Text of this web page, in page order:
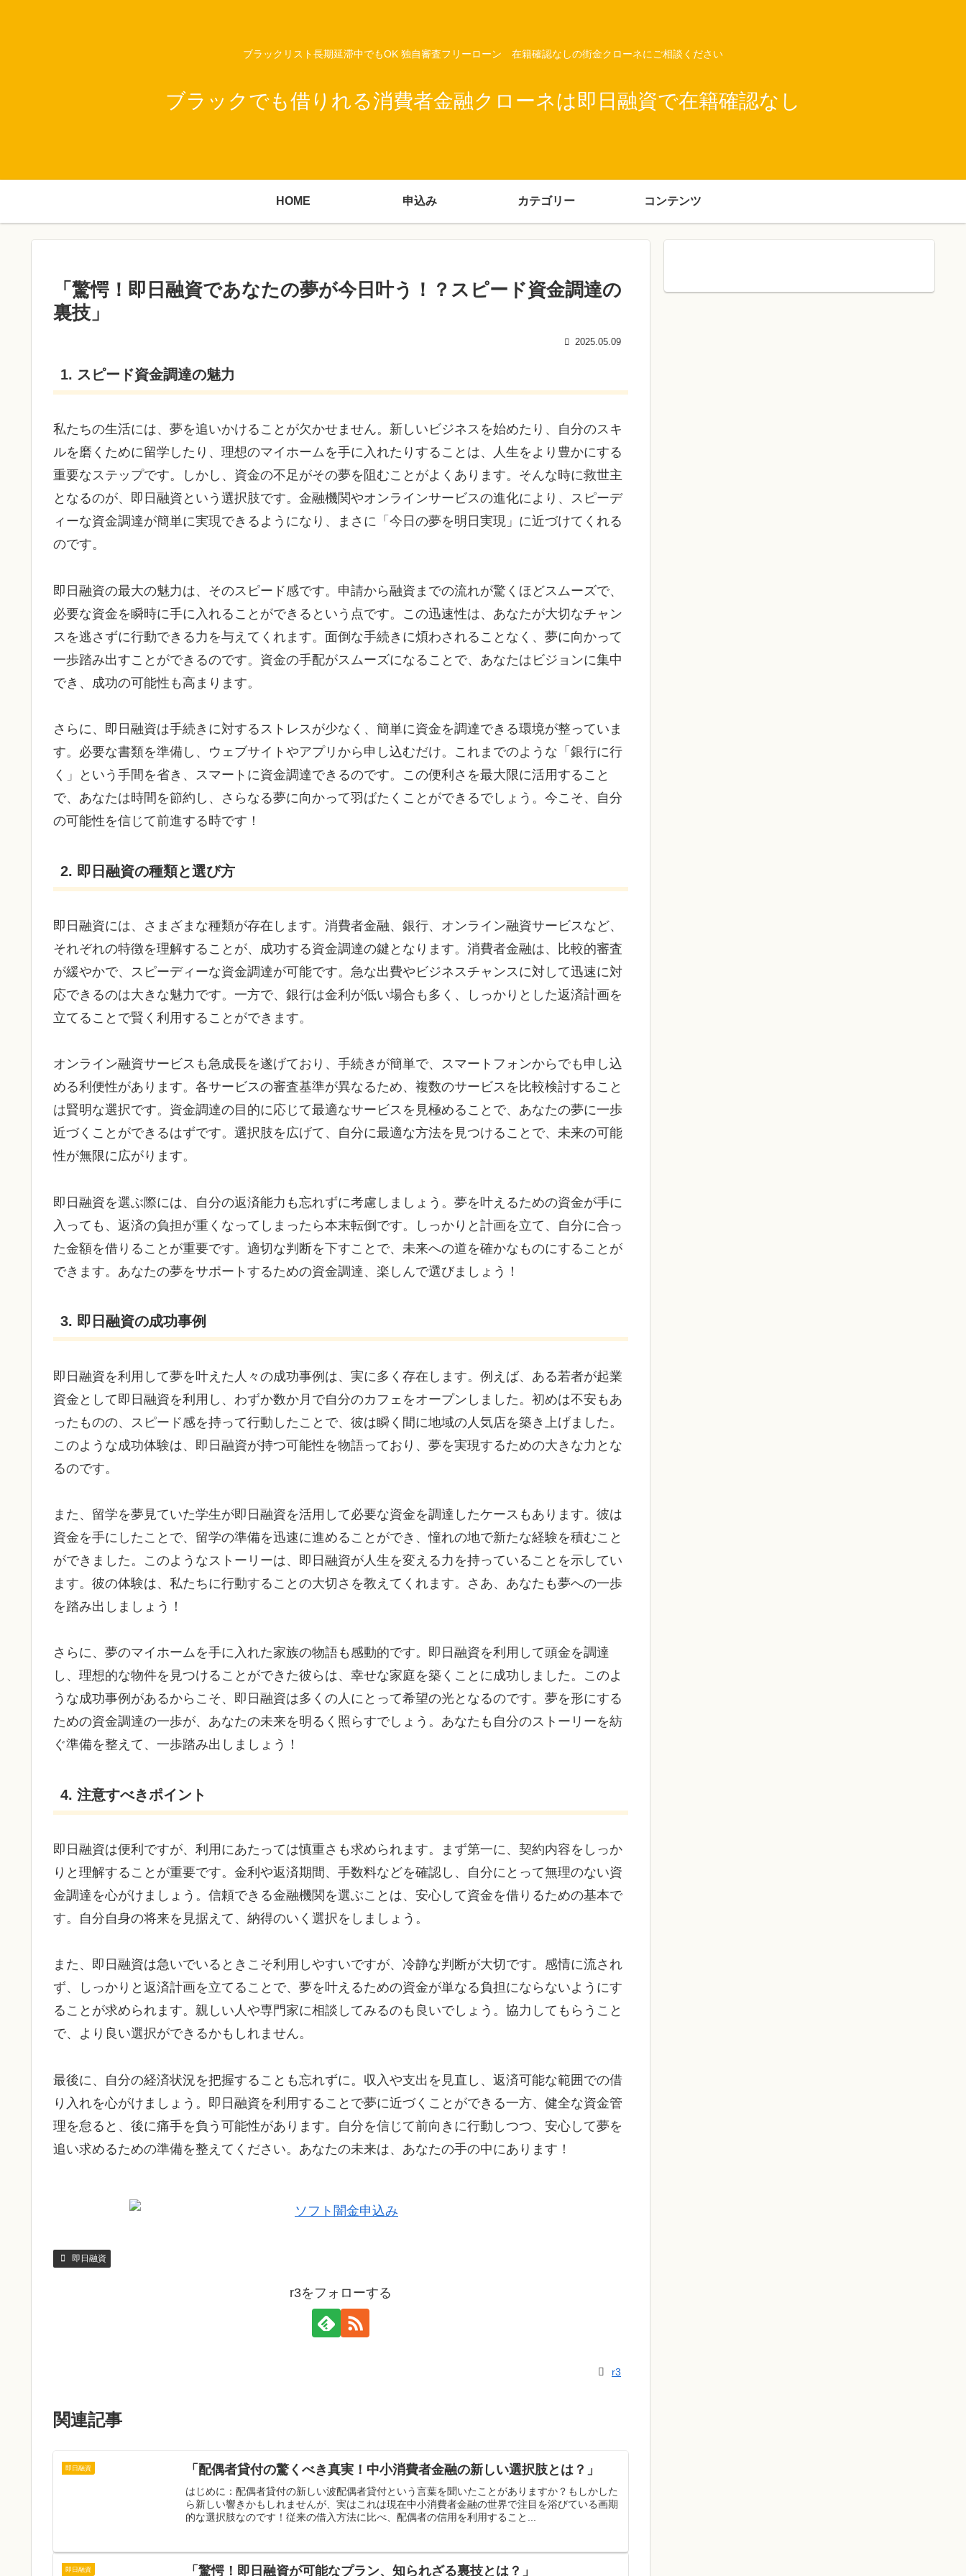
ブラックリスト長期延滞中でもOK 独自審査フリーローン 在籍確認なしの街金クローネにご相談ください
ブラックでも借りれる消費者金融クローネは即日融資で在籍確認なし
HOME 申込み カテゴリー コンテンツ
「驚愕！即日融資であなたの夢が今日叶う！？スピード資金調達の
裏技」
2025.05.09
1. スピード資金調達の魅力
私たちの生活には、夢を追いかけることが欠かせません。新しいビジネスを始めたり、自分のスキ
ルを磨くために留学したり、理想のマイホームを手に入れたりすることは、人生をより豊かにする
重要なステップです。しかし、資金の不足がその夢を阻むことがよくあります。そんな時に救世主
となるのが、即日融資という選択肢です。金融機関やオンラインサービスの進化により、スピーデ
ィーな資金調達が簡単に実現できるようになり、まさに「今日の夢を明日実現」に近づけてくれる
のです。
即日融資の最大の魅力は、そのスピード感です。申請から融資までの流れが驚くほどスムーズで、
必要な資金を瞬時に手に入れることができるという点です。この迅速性は、あなたが大切なチャン
スを逃さずに行動できる力を与えてくれます。面倒な手続きに煩わされることなく、夢に向かって
一歩踏み出すことができるのです。資金の手配がスムーズになることで、あなたはビジョンに集中
でき、成功の可能性も高まります。
さらに、即日融資は手続きに対するストレスが少なく、簡単に資金を調達できる環境が整っていま
す。必要な書類を準備し、ウェブサイトやアプリから申し込むだけ。これまでのような「銀行に行
く」という手間を省き、スマートに資金調達できるのです。この便利さを最大限に活用すること
で、あなたは時間を節約し、さらなる夢に向かって羽ばたくことができるでしょう。今こそ、自分
の可能性を信じて前進する時です！
2. 即日融資の種類と選び方
即日融資には、さまざまな種類が存在します。消費者金融、銀行、オンライン融資サービスなど、
それぞれの特徴を理解することが、成功する資金調達の鍵となります。消費者金融は、比較的審査
が緩やかで、スピーディーな資金調達が可能です。急な出費やビジネスチャンスに対して迅速に対
応できるのは大きな魅力です。一方で、銀行は金利が低い場合も多く、しっかりとした返済計画を
立てることで賢く利用することができます。
オンライン融資サービスも急成長を遂げており、手続きが簡単で、スマートフォンからでも申し込
める利便性があります。各サービスの審査基準が異なるため、複数のサービスを比較検討すること
は賢明な選択です。資金調達の目的に応じて最適なサービスを見極めることで、あなたの夢に一歩
近づくことができるはずです。選択肢を広げて、自分に最適な方法を見つけることで、未来の可能
性が無限に広がります。
即日融資を選ぶ際には、自分の返済能力も忘れずに考慮しましょう。夢を叶えるための資金が手に
入っても、返済の負担が重くなってしまったら本末転倒です。しっかりと計画を立て、自分に合っ
た金額を借りることが重要です。適切な判断を下すことで、未来への道を確かなものにすることが
できます。あなたの夢をサポートするための資金調達、楽しんで選びましょう！
3. 即日融資の成功事例
即日融資を利用して夢を叶えた人々の成功事例は、実に多く存在します。例えば、ある若者が起業
資金として即日融資を利用し、わずか数か月で自分のカフェをオープンしました。初めは不安もあ
ったものの、スピード感を持って行動したことで、彼は瞬く間に地域の人気店を築き上げました。
このような成功体験は、即日融資が持つ可能性を物語っており、夢を実現するための大きな力とな
るのです。
また、留学を夢見ていた学生が即日融資を活用して必要な資金を調達したケースもあります。彼は
資金を手にしたことで、留学の準備を迅速に進めることができ、憧れの地で新たな経験を積むこと
ができました。このようなストーリーは、即日融資が人生を変える力を持っていることを示してい
ます。彼の体験は、私たちに行動することの大切さを教えてくれます。さあ、あなたも夢への一歩
を踏み出しましょう！
さらに、夢のマイホームを手に入れた家族の物語も感動的です。即日融資を利用して頭金を調達
し、理想的な物件を見つけることができた彼らは、幸せな家庭を築くことに成功しました。このよ
うな成功事例があるからこそ、即日融資は多くの人にとって希望の光となるのです。夢を形にする
ための資金調達の一歩が、あなたの未来を明るく照らすでしょう。あなたも自分のストーリーを紡
ぐ準備を整えて、一歩踏み出しましょう！
4. 注意すべきポイント
即日融資は便利ですが、利用にあたっては慎重さも求められます。まず第一に、契約内容をしっか
りと理解することが重要です。金利や返済期間、手数料などを確認し、自分にとって無理のない資
金調達を心がけましょう。信頼できる金融機関を選ぶことは、安心して資金を借りるための基本で
す。自分自身の将来を見据えて、納得のいく選択をしましょう。
また、即日融資は急いでいるときこそ利用しやすいですが、冷静な判断が大切です。感情に流され
ず、しっかりと返済計画を立てることで、夢を叶えるための資金が単なる負担にならないようにす
ることが求められます。親しい人や専門家に相談してみるのも良いでしょう。協力してもらうこと
で、より良い選択ができるかもしれません。
最後に、自分の経済状況を把握することも忘れずに。収入や支出を見直し、返済可能な範囲での借
り入れを心がけましょう。即日融資を利用することで夢に近づくことができる一方、健全な資金管
理を怠ると、後に痛手を負う可能性があります。自分を信じて前向きに行動しつつ、安心して夢を
追い求めるための準備を整えてください。あなたの未来は、あなたの手の中にあります！
即日融資
r3をフォローする
r3
関連記事
即日融資 「配偶者貸付の驚くべき真実！中小消費者金融の新しい選択肢とは？」
はじめに：配偶者貸付の新しい波配偶者貸付という言葉を聞いたことがありますか？もしかした
ら新しい響きかもしれませんが、実はこれは現在中小消費者金融の世界で注目を浴びている画期
的な選択肢なのです！従来の借入方法に比べ、配偶者の信用を利用すること...
即日融資 「驚愕！即日融資が可能なプラン、知られざる裏技とは？」